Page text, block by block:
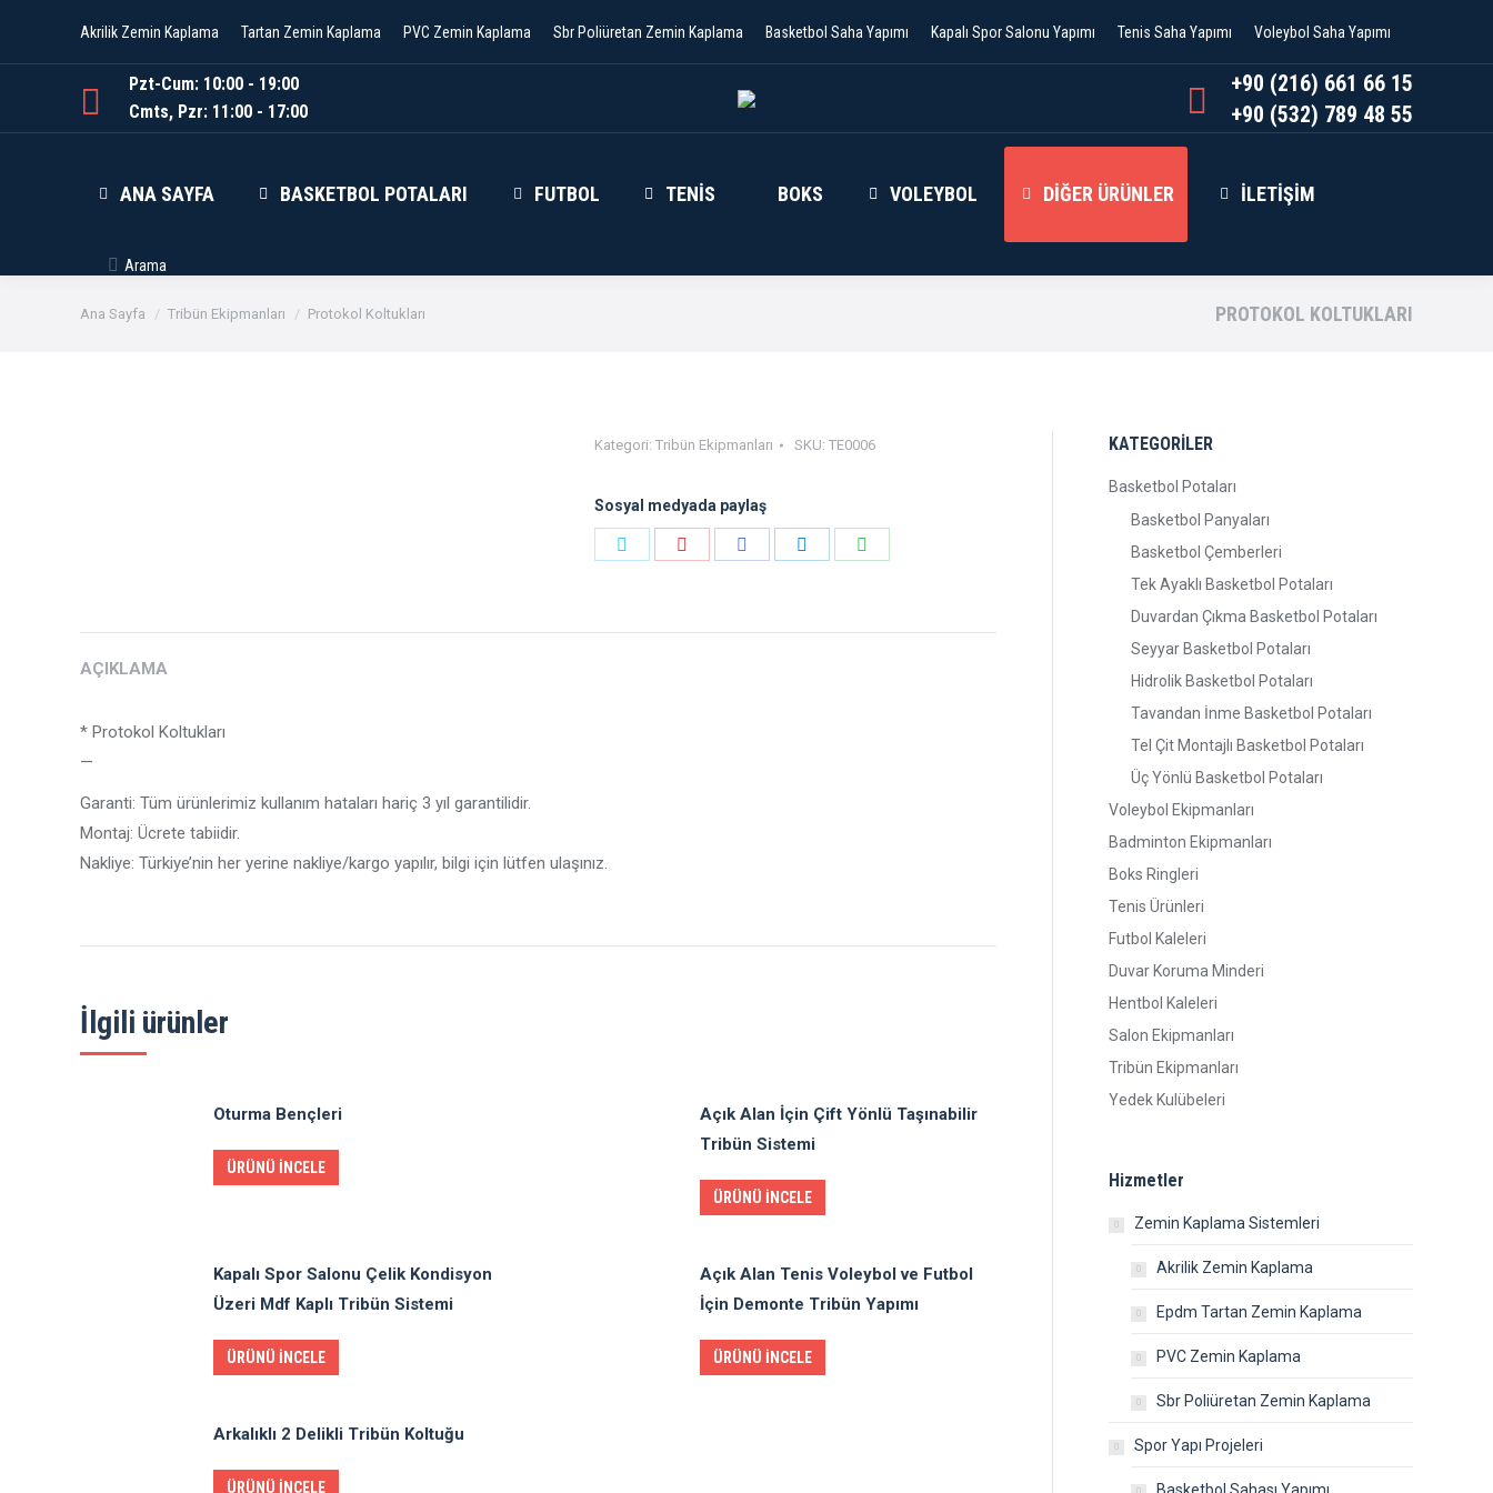
Akrilik Zemin Kaplama Tartan Zemin Kaplama PVC Zemin Kaplama Sbr Poliüretan Zemin Kaplama Basketbol Saha Yapımı Kapalı Spor Salonu Yapımı Tenis Saha Yapımı Voleybol Saha Yapımı
Pzt-Cum: 10:00 - 19:00
Cmts, Pzr: 11:00 - 17:00
+90 (216) 661 66 15
+90 (532) 789 48 55
ANA SAYFA BASKETBOL POTALARI FUTBOL TENIS BOKS VOLEYBOL DIĞER ÜRÜNLER İLETIŞIM
Aratmak:
Arama
Buradasınız:
Ana Sayfa Tribün Ekipmanları Protokol Koltukları PROTOKOL KOLTUKLARI
Kategori: Tribün Ekipmanları SKU: TE0006
Sosyal medyada paylaş
AÇIKLAMA
* Protokol Koltukları
—
Garanti: Tüm ürünlerimiz kullanım hataları hariç 3 yıl garantilidir.
Montaj: Ücrete tabiidir.
Nakliye: Türkiye’nin her yerine nakliye/kargo yapılır, bilgi için lütfen ulaşınız.
İlgili ürünler
Oturma Bençleri
ÜRÜNÜ İNCELE
Açık Alan İçin Çift Yönlü Taşınabilir
Tribün Sistemi
ÜRÜNÜ İNCELE
Kapalı Spor Salonu Çelik Kondisyon
Üzeri Mdf Kaplı Tribün Sistemi
ÜRÜNÜ İNCELE
Açık Alan Tenis Voleybol ve Futbol
İçin Demonte Tribün Yapımı
ÜRÜNÜ İNCELE
Arkalıklı 2 Delikli Tribün Koltuğu
ÜRÜNÜ İNCELE
KATEGORİLER
Basketbol Potaları
Basketbol Panyaları
Basketbol Çemberleri
Tek Ayaklı Basketbol Potaları
Duvardan Çıkma Basketbol Potaları
Seyyar Basketbol Potaları
Hidrolik Basketbol Potaları
Tavandan İnme Basketbol Potaları
Tel Çit Montajlı Basketbol Potaları
Üç Yönlü Basketbol Potaları
Voleybol Ekipmanları
Badminton Ekipmanları
Boks Ringleri
Tenis Ürünleri
Futbol Kaleleri
Duvar Koruma Minderi
Hentbol Kaleleri
Salon Ekipmanları
Tribün Ekipmanları
Yedek Kulübeleri
Hizmetler
Zemin Kaplama Sistemleri
Akrilik Zemin Kaplama
Epdm Tartan Zemin Kaplama
PVC Zemin Kaplama
Sbr Poliüretan Zemin Kaplama
Spor Yapı Projeleri